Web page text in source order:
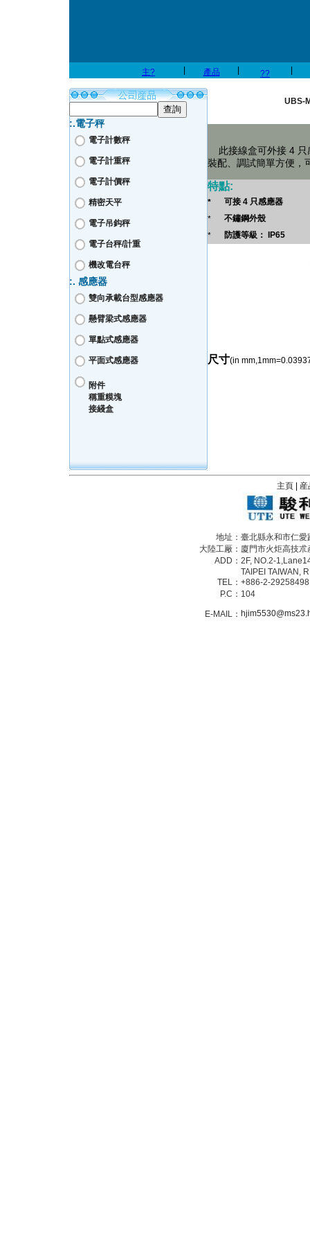
主? 產品 ??
:.電子秤
電子計數秤
電子計重秤
電子計價秤
精密天平
電子吊鈎秤
電子台秤/計重
機改電台秤
:. 感應器
雙向承載台型感應器
懸臂梁式感應器
單點式感應器
平面式感應器
附件
稱重糢塊
接綫盒
UBS-
此接線盒可外接 4
裝配、調試簡單方便，
特點:
*
可接 4 只感應器
*
不鏽鋼外殼
*
防護等級： IP65
尺寸(in
主頁 産
地址： 臺北縣永和市仁
大陸工厰： 廈門市火炬高技
ADD： 2F, NO.2-
TAIPEI TAIWAN,
TEL： +886-2-29258498
P.C： 104
E-MAIL：